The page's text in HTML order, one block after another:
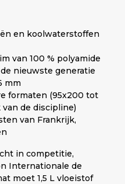
en koolwaterstoffen
van 100 % polyamide
nieuwste generatie
mm
formaten (95x200 tot
de discipline)
van Frankrijk,
in competitie,
Internationale de
moet 1,5 L vloeistof